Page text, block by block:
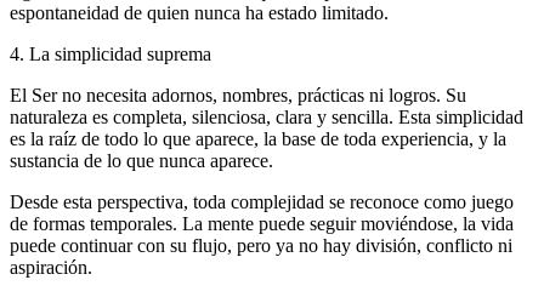
espontaneidad de quien nunca ha estado limitado.
4. La simplicidad suprema
El Ser no necesita adornos, nombres, prácticas ni logros. Su
naturaleza es completa, silenciosa, clara y sencilla. Esta simplicidad
es la raíz de todo lo que aparece, la base de toda experiencia, y la
sustancia de lo que nunca aparece.
Desde esta perspectiva, toda complejidad se reconoce como juego
de formas temporales. La mente puede seguir moviéndose, la vida
puede continuar con su flujo, pero ya no hay división, conflicto ni
aspiración.